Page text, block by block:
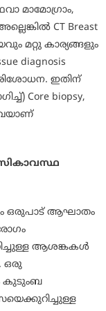
മാമോഗ്രാം,
CT Breast
മറ്റു കാര്യങ്ങളും
diagnosis
ഇതിന്
Core biopsy,
ഒരുപാട് ആഘാതം
ആശങ്കകള്‍
ഒരു
കുടുംബ